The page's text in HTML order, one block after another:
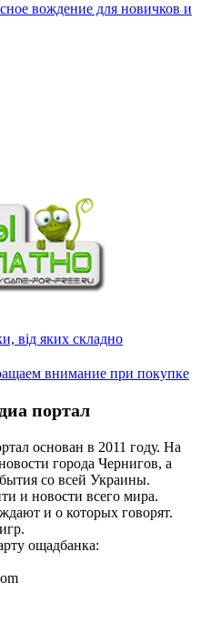
вождение для новичков и
від яких складно
внимание при покупке
портал
основан в 2011 году. На
города Чернигов, а
со всей Украины.
и новости всего мира.
и о которых говорят.
ощадбанка: